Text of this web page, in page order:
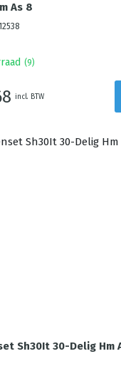
As 8
(9)
incl. BTW
Sh30It 30-Delig Hm